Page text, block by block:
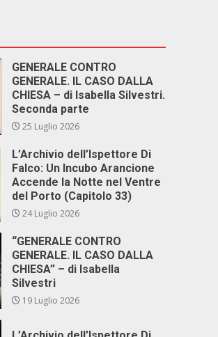
GENERALE CONTRO
GENERALE. IL CASO DALLA
CHIESA – di Isabella Silvestri.
Seconda parte
25 Luglio 2026
L’Archivio dell’Ispettore Di
Falco: Un Incubo Arancione
Accende la Notte nel Ventre
del Porto (Capitolo 33)
24 Luglio 2026
“GENERALE CONTRO
GENERALE. IL CASO DALLA
CHIESA” – di Isabella
Silvestri
19 Luglio 2026